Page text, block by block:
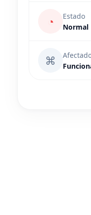
◔
Estado
Normal
⌘